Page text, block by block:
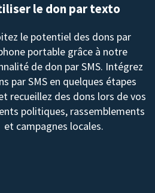
le don par texto
le potentiel des dons par
portable grâce à notre
de don par SMS. Intégrez
par SMS en quelques étapes
recueillez des dons lors de vos
politiques, rassemblements
et campagnes locales.